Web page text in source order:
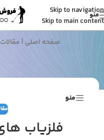
Skip to navigation
Skip to main content
منو
صفحه اصلی | مقالات
منو
فلزیاب